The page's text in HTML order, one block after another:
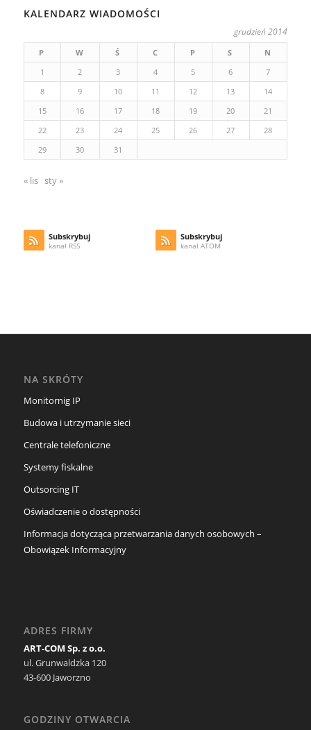
KALENDARZ WIADOMOŚCI
grudzień 2014
P W Ś C P S
N
1
2 3 4 5 6
7
8
9 10 11 12 13
14
15
16 17 18 19 20
21
22
23 24 25 26 27
28
29
30 31
« lis sty »
Subskrybuj
kanał RSS
Subskrybuj
kanał ATOM
NA SKRÓTY
Monitornig IP
Budowa i utrzymanie sieci
Centrale telefoniczne
Systemy fiskalne
Outsorcing IT
Oświadczenie o dostępności
Informacja dotycząca przetwarzania danych osobowych –
Obowiązek Informacyjny
ADRES FIRMY
ART-COM Sp. z o.o.
ul. Grunwaldzka 120
43-600 Jaworzno
GODZINY OTWARCIA